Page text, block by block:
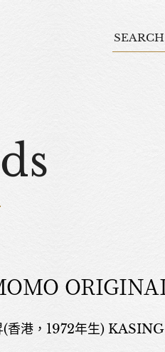
(香港，1972年生)